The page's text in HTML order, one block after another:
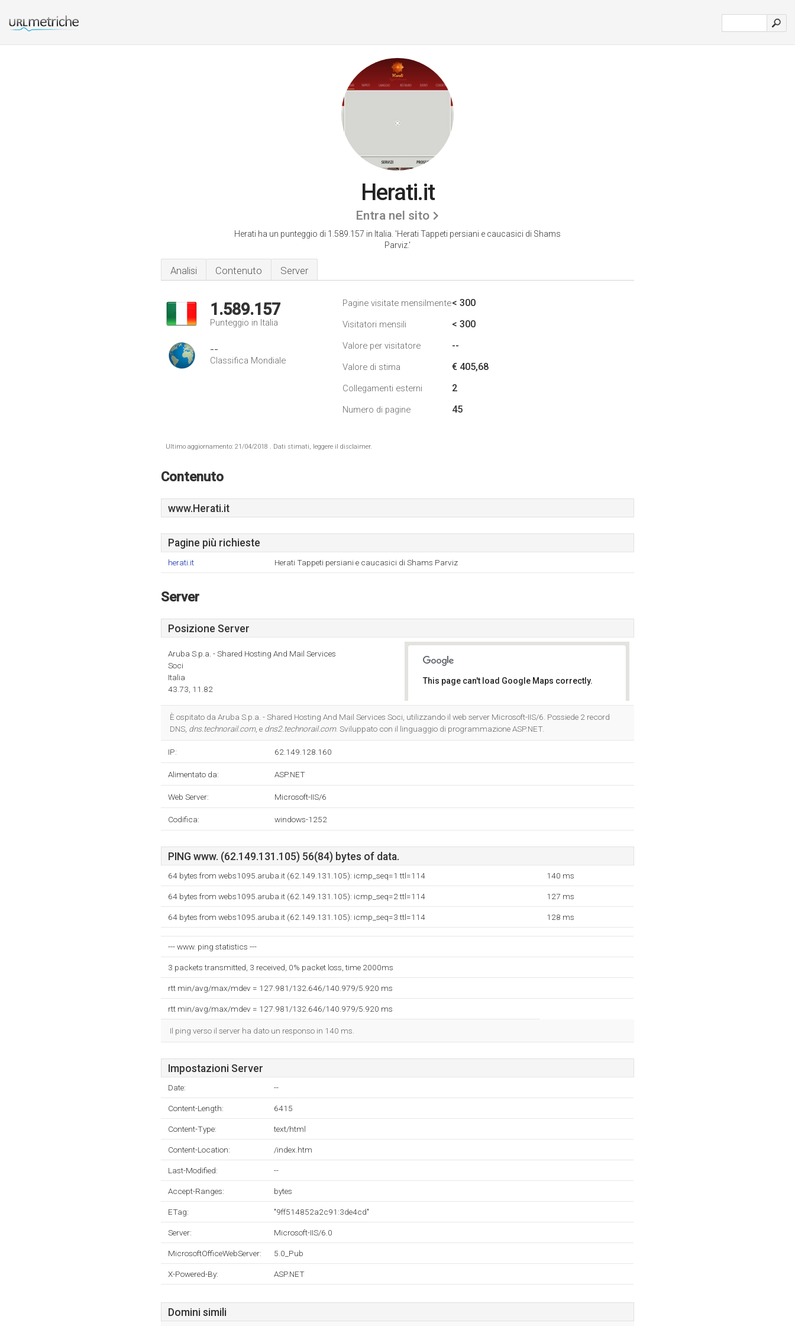
Herati.it
Entra nel sito
Herati ha un punteggio di 1.589.157 in Italia. 'Herati Tappeti persiani e caucasici di Shams
Parviz.'
Analisi Contenuto Server
1.589.157
Punteggio in Italia
--
Classifica Mondiale
Pagine visitate mensilmente< 300
Visitatori mensili < 300
Valore per visitatore --
Valore di stima € 405,68
Collegamenti esterni 2
Numero di pagine 45
Ultimo aggiornamento: 21/04/2018 . Dati stimati, leggere il disclaimer.
Contenuto
www.Herati.it
Pagine più richieste
herati.it Herati Tappeti persiani e caucasici di Shams Parviz
Server
Posizione Server
Aruba S.p.a. - Shared Hosting And Mail Services
Soci
Italia
43.73, 11.82
This page can't load Google Maps correctly.
È ospitato da Aruba S.p.a. - Shared Hosting And Mail Services Soci, utilizzando il web server Microsoft-IIS/6. Possiede 2 record
DNS, dns.technorail.com, e dns2.technorail.com. Sviluppato con il linguaggio di programmazione ASP.NET.
IP: 62.149.128.160
Alimentato da: ASP.NET
Web Server: Microsoft-IIS/6
Codifica: windows-1252
PING www. (62.149.131.105) 56(84) bytes of data.
64 bytes from webs1095.aruba.it (62.149.131.105): icmp_seq=1 ttl=114 140 ms
64 bytes from webs1095.aruba.it (62.149.131.105): icmp_seq=2 ttl=114 127 ms
64 bytes from webs1095.aruba.it (62.149.131.105): icmp_seq=3 ttl=114 128 ms
--- www. ping statistics ---
3 packets transmitted, 3 received, 0% packet loss, time 2000ms
rtt min/avg/max/mdev = 127.981/132.646/140.979/5.920 ms
rtt min/avg/max/mdev = 127.981/132.646/140.979/5.920 ms
Il ping verso il server ha dato un responso in 140 ms.
Impostazioni Server
Date: --
Content-Length: 6415
Content-Type: text/html
Content-Location: /index.htm
Last-Modified: --
Accept-Ranges: bytes
ETag: "9ff514852a2c91:3de4cd"
Server: Microsoft-IIS/6.0
MicrosoftOfficeWebServer: 5.0_Pub
X-Powered-By: ASP.NET
Domini simili